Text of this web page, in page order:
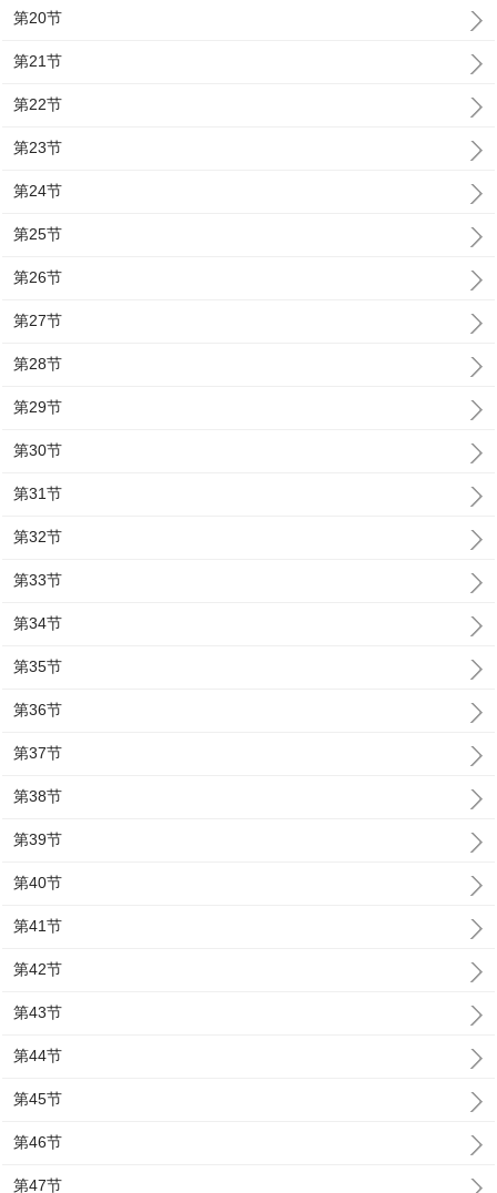
第20节
第21节
第22节
第23节
第24节
第25节
第26节
第27节
第28节
第29节
第30节
第31节
第32节
第33节
第34节
第35节
第36节
第37节
第38节
第39节
第40节
第41节
第42节
第43节
第44节
第45节
第46节
第47节